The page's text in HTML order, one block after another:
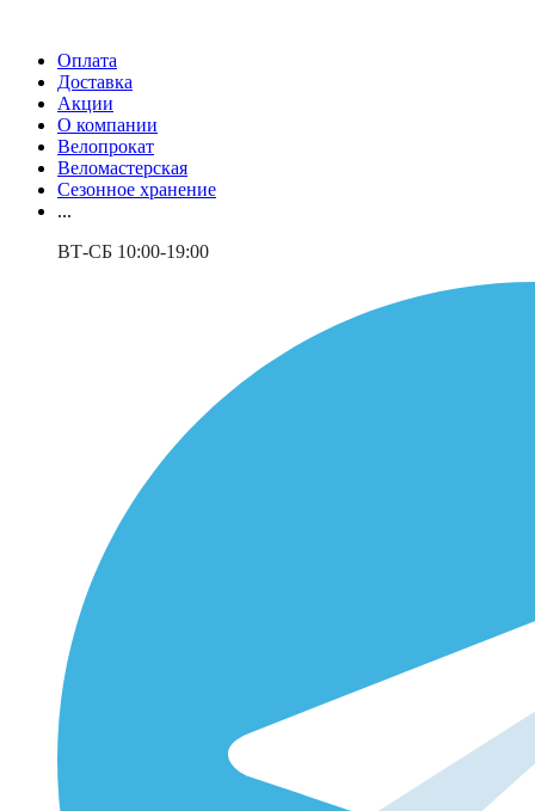
Оплата
Доставка
Акции
О компании
Велопрокат
Веломастерская
Сезонное хранение
...
ВТ-СБ 10:00-19:00